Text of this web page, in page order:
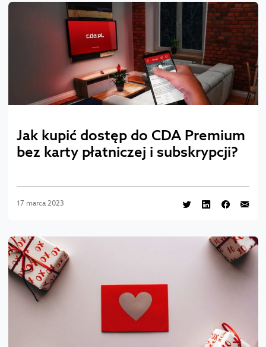
Jak kupić dostęp do CDA Premium
bez karty płatniczej i subskrypcji?
17 marca 2023